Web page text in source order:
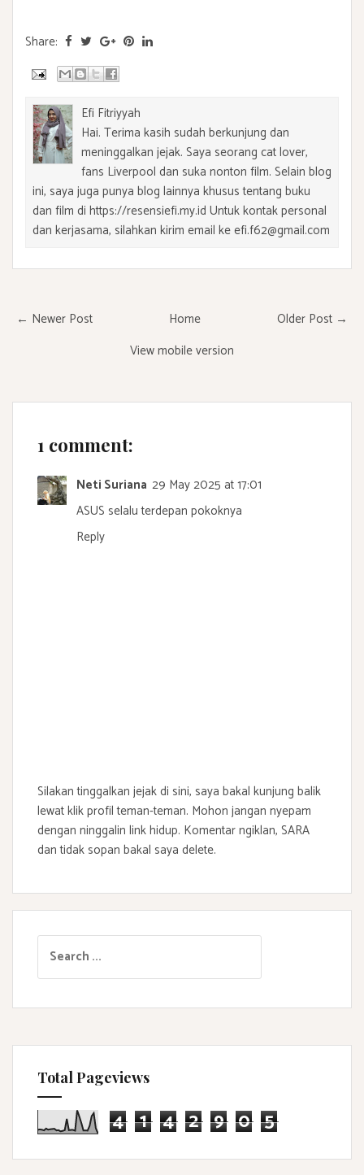
Share:
Efi Fitriyyah
Hai. Terima kasih sudah berkunjung dan
meninggalkan jejak. Saya seorang cat lover,
fans Liverpool dan suka nonton film. Selain blog
ini, saya juga punya blog lainnya khusus tentang buku
dan film di https://resensiefi.my.id Untuk kontak personal
dan kerjasama, silahkan kirim email ke efi.f62@gmail.com
← Newer Post Older Post →
Home
View mobile version
1 comment:
Neti Suriana 29 May 2025 at 17:01
ASUS selalu terdepan pokoknya
Reply
Silakan tinggalkan jejak di sini, saya bakal kunjung balik
lewat klik profil teman-teman. Mohon jangan nyepam
dengan ninggalin link hidup. Komentar ngiklan, SARA
dan tidak sopan bakal saya delete.
a
r
h
o
r
Total Pageviews
4 1 4 2 9 0 5